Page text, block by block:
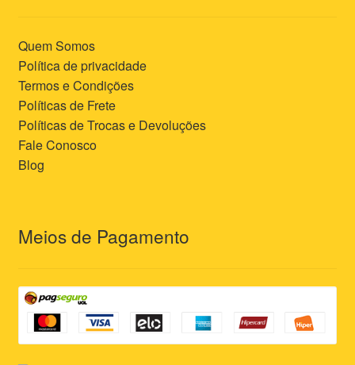
Quem Somos
Política de privacidade
Termos e Condições
Políticas de Frete
Políticas de Trocas e Devoluções
Fale Conosco
Blog
Meios de Pagamento